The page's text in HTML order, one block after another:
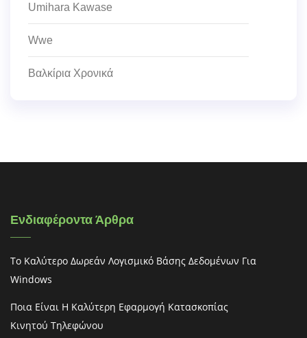
Umihara Kawase
Wwe
Βαλκίρια Χρονικά
Ενδιαφέροντα Άρθρα
Το Καλύτερο Δωρεάν Λογισμικό Βάσης Δεδομένων Για
Windows
Ποια Είναι Η Καλύτερη Εφαρμογή Κατασκοπίας
Κινητού Τηλεφώνου